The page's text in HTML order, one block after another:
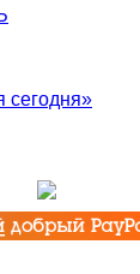
сегодня»